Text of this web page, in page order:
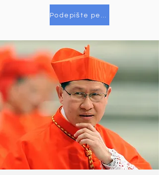
Podepište petici